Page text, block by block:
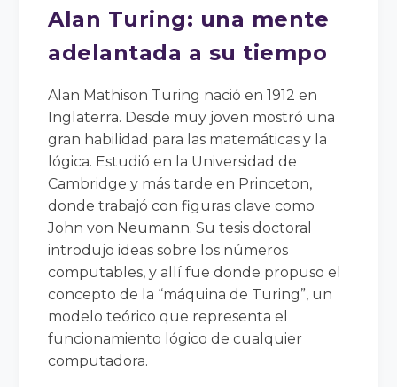
Alan Turing: una mente
adelantada a su tiempo
Alan Mathison Turing nació en 1912 en
Inglaterra. Desde muy joven mostró una
gran habilidad para las matemáticas y la
lógica. Estudió en la Universidad de
Cambridge y más tarde en Princeton,
donde trabajó con figuras clave como
John von Neumann. Su tesis doctoral
introdujo ideas sobre los números
computables, y allí fue donde propuso el
concepto de la “máquina de Turing”, un
modelo teórico que representa el
funcionamiento lógico de cualquier
computadora.